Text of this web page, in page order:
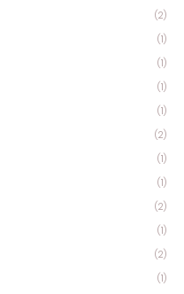
(2)
(1)
(1)
(1)
(1)
(2)
(1)
(1)
(2)
(1)
(2)
(1)